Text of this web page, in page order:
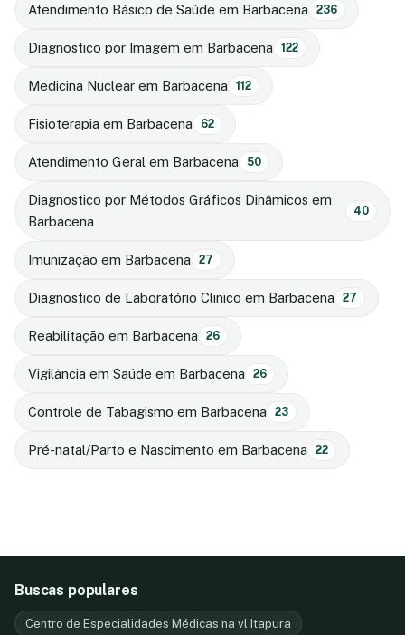
Atendimento Básico de Saúde em Barbacena 236
Diagnostico por Imagem em Barbacena 122
Medicina Nuclear em Barbacena 112
Fisioterapia em Barbacena 62
Atendimento Geral em Barbacena 50
Diagnostico por Métodos Gráficos Dinâmicos em
Barbacena
40
Imunização em Barbacena 27
Diagnostico de Laboratório Clinico em Barbacena 27
Reabilitação em Barbacena 26
Vigilância em Saúde em Barbacena 26
Controle de Tabagismo em Barbacena 23
Pré-natal/Parto e Nascimento em Barbacena 22
Buscas populares
Centro de Especialidades Médicas na vl Itapura